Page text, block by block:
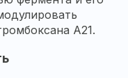
A21.